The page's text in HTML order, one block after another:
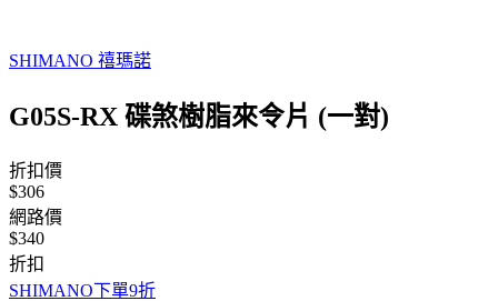
SHIMANO 禧瑪諾
G05S-RX 碟煞樹脂來令片 (一對)
折扣價
$306
網路價
$340
折扣
SHIMANO下單9折